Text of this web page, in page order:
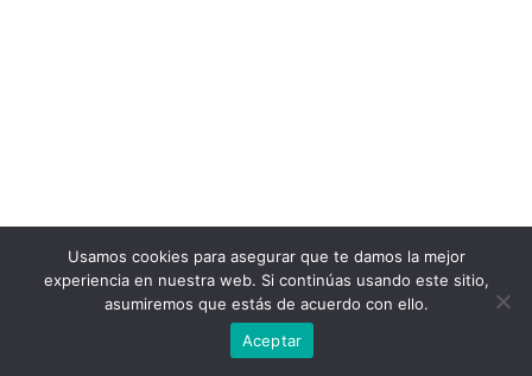
Usamos cookies para asegurar que te damos la mejor
experiencia en nuestra web. Si continúas usando este sitio,
asumiremos que estás de acuerdo con ello.
Aceptar